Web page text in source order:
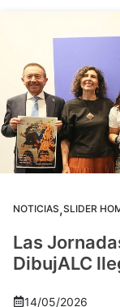
NOTICIAS,SLIDER
Las
DibujALC
14/05/2026